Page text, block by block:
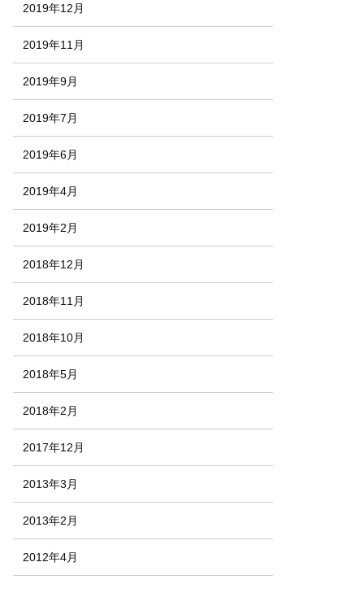
2019年12月
2019年11月
2019年9月
2019年7月
2019年6月
2019年4月
2019年2月
2018年12月
2018年11月
2018年10月
2018年5月
2018年2月
2017年12月
2013年3月
2013年2月
2012年4月